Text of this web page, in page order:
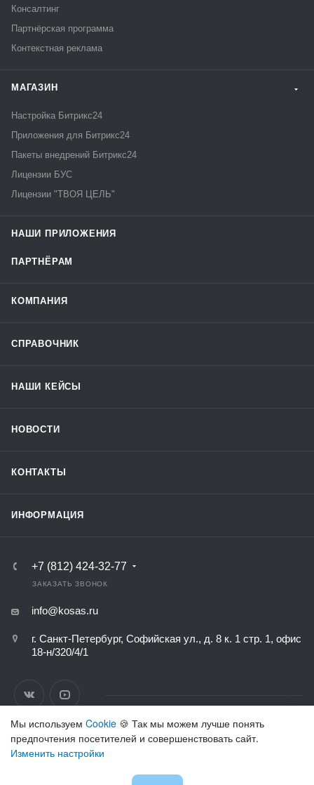
Консалтинг
Партнёрская программа
Контекстная реклама
МАГАЗИН
Настройка Битрикс24
Приложения для Битрикс24
Пакеты внедрений Битрикс24
Лицензии БУС
Лицензии "ТВОЯ ЦЕЛЬ"
НАШИ ПРИЛОЖЕНИЯ
ПАРТНЁРАМ
КОМПАНИЯ
СПРАВОЧНИК
НАШИ КЕЙСЫ
НОВОСТИ
КОНТАКТЫ
ИНФОРМАЦИЯ
+7 (812) 424-32-77
ЗАКАЗАТЬ ЗВОНОК
info@kosas.ru
г. Санкт-Петербург, Софийская ул., д. 8 к. 1 стр. 1, офис
18-н/320/4/1
ВЕРСИЯ ДЛЯ ПЕЧАТИ
ПОЛИТИКА КОНФИДЕНЦИАЛЬНОСТИ
Мы используем Cookie 🍪 Так мы можем лучше понять
предпочтения посетителей и совершенствовать сайт.
Изменить настройки